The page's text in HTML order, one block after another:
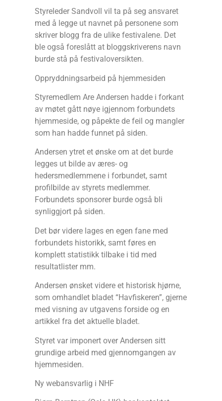
Styreleder Sandvoll vil ta på seg ansvaret
med å legge ut navnet på personene som
skriver blogg fra de ulike festivalene. Det
ble også foreslått at bloggskriverens navn
burde stå på festivaloversikten.
Oppryddningsarbeid på hjemmesiden
Styremedlem Are Andersen hadde i forkant
av møtet gått nøye igjennom forbundets
hjemmeside, og påpekte de feil og mangler
som han hadde funnet på siden.
Andersen ytret et ønske om at det burde
legges ut bilde av æres- og
hedersmedlemmene i forbundet, samt
profilbilde av styrets medlemmer.
Forbundets sponsorer burde også bli
synliggjort på siden.
Det bør videre lages en egen fane med
forbundets historikk, samt føres en
komplett statistikk tilbake i tid med
resultatlister mm.
Andersen ønsket videre et historisk hjørne,
som omhandlet bladet “Havfiskeren”, gjerne
med visning av utgavens forside og en
artikkel fra det aktuelle bladet.
Styret var imponert over Andersen sitt
grundige arbeid med gjennomgangen av
hjemmesiden.
Ny webansvarlig i NHF